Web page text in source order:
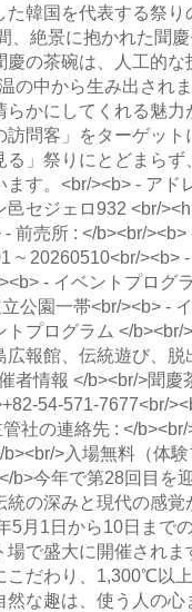
た韓国を代表する祭
、絶景に抱かれた聞
慶の茶碗は、人工的
の中から生み出され
らかにしてくれる魅
訪問客」をターゲッ
る」祭りにとどまら
す。<br/><b> - アド
邑セジェロ932 <br/
前売所 : </b><br/
~ 20260510<br/><b>
- イベントプログ
公園一帯<br/><b> -
トプログラム </
広報館、伝統遊び、
者情報 </b><br/>聞
54-571-7677<br/
社の連絡先 : </
>入場無料（体
b>今年で第28回目を
統の深みと現代の感
5月1日から10日まで
場で盛大に開催され
こだわり、1,300℃以
然な趣は、使う人の